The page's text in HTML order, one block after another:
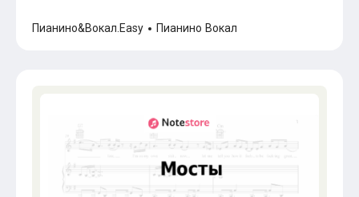
Пианино&Вокал.Easy Пианино Вокал